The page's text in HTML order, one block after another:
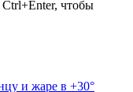
Ctrl+Enter, чтобы